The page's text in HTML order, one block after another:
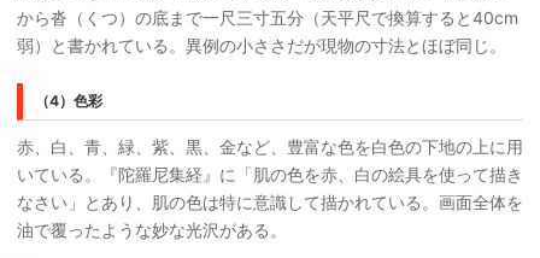
から沓（くつ）の底まで一尺三寸五分（天平尺で換算すると40cm
弱）と書かれている。異例の小ささだが現物の寸法とほぼ同じ。
（4）色彩
赤、白、青、緑、紫、黒、金など、豊富な色を白色の下地の上に用
いている。『陀羅尼集経』に「肌の色を赤、白の絵具を使って描き
なさい」とあり、肌の色は特に意識して描かれている。画面全体を
油で覆ったような妙な光沢がある。